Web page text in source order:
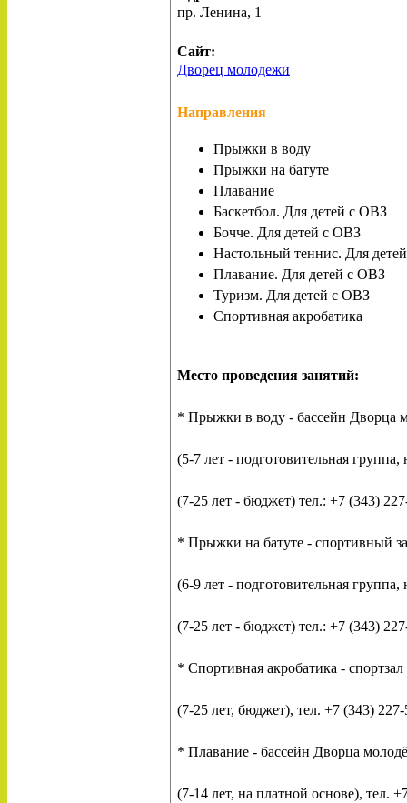
пр. Ленина, 1
Сайт:
Дворец молодежи
Направления
Прыжки в воду
Прыжки на батуте
Плавание
Баскетбол. Для детей с ОВЗ
Бочче. Для детей с ОВЗ
Настольный теннис. Для
Плавание. Для детей с ОВЗ
Туризм. Для детей с ОВЗ
Спортивная акробатика
Место проведения занятий:
* Прыжки в воду - бассейн Дворца
(5-7 лет - подготовительная
(7-25 лет - бюджет) тел.: +7 (343)
* Прыжки на батуте - спортивный
(6-9 лет - подготовительная группа,
(7-25 лет - бюджет) тел.: +7 (343)
* Спортивная акробатика -
(7-25 лет, бюджет), тел. +7 (343)
* Плавание - бассейн Дворца
(7-14 лет, на платной основе), тел.